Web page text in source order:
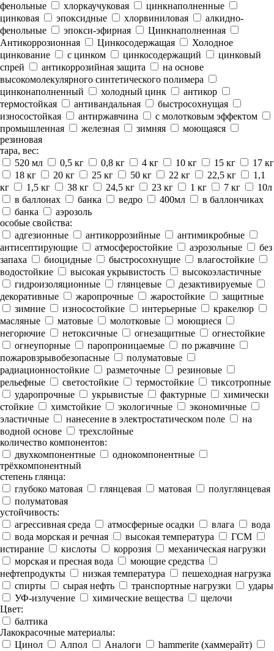
фенольные
хлоркаучуковая
цинкнаполненные
цинковая
эпоксидные хлорвиниловая
алкидно-
фенольные
эпокси-эфирная
Цинкнаполненная
Антикоррозионная
Цинкосодержащая
Холодное
цинкование
с цинком цинкосодержащий
цинковый
спрей
антикоррозийная защита
на основе
высокомолекулярного синтетического полимера
цинконаполненный
холодный цинк
антикор
термостойкая
антивандальная
быстросохнущая
износостойкая
антиржавчина
с молотковым эффектом
промышленная
железная зимняя
моющаяся
резиновая
тара, вес:
520 мл
0,5 кг 0,8 кг 4 кг 10 кг 15 кг
17 кг
18 кг
20 кг 25 кг 50 кг 22 кг 22,5 кг
1,1
кг
1,5 кг 38 кг 24,5 кг 23 кг 1 кг 7 кг
10л
в баллонах
банка ведро 400мл
в баллончиках
банка
аэрозоль
особые свойства:
адгезионные
антикоррозийные
антимикробные
антисептирующие
атмосферостойкие аэрозольные
без
запаха
биоцидные быстросохнущие
влагостойкие
водостойкие
высокая укрывистость
высокоэластичные
гидроизоляционные
глянцевые
дезактивируемые
декоративные
жаропрочные жаростойкие
защитные
зимние
износостойкие интерьерные
кракелюр
масляные
матовые молотковые
моющиеся
негорючие
нетоксичные огнезащитные
огнестойкие
огнеупорные
паропроницаемые
по ржавчине
пожаровзрывобезопасные
полуматовые
радиационностойкие
разметочные
резиновые
рельефные
светостойкие термостойкие
тиксотропные
ударопрочные
укрывистые фактурные
химически
стойкие
химстойкие экологичные
экономичные
эластичные
нанесение в электростатическом поле
на
водной основе
трехслойные
количество компонентов:
двухкомпонентные
однокомпонентные
трёхкомпонентный
степень глянца:
глубоко матовая
глянцевая матовая
полуглянцевая
полуматовая
устойчивость:
агрессивная среда
атмосферные осадки влага
вода
вода морская и речная
высокая температура
ГСМ
истирание
кислоты коррозия
механическая нагрузки
морская и пресная вода
моющие средства
нефтепродукты
низкая температура
пешеходная нагрузка
спирты
сырая нефть транспортные нагрузки
удары
УФ-излучение
химические вещества
щелочи
Цвет:
балтика
Лакокрасочные материалы:
Цинол
Алпол Аналоги
hammerite (хаммерайт)